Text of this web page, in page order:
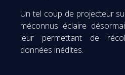
Un tel coup de projecteur
méconnus éclaire
leur permettant de
données inédites.